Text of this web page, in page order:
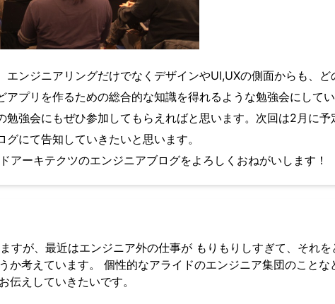
ンジニアリングだけでなくデザインやUI,UXの側面からも、ど
アプリを作るための総合的な知識を得れるような勉強会にして
勉強会にもぜひ参加してもらえればと思います。次回は2月に予
にて告知していきたいと思います。
アーキテクツのエンジニアブログをよろしくおねがいします！
すが、最近はエンジニア外の仕事が もりもりしすぎて、それを
か考えています。 個性的なアライドのエンジニア集団のことな
伝えしていきたいです。